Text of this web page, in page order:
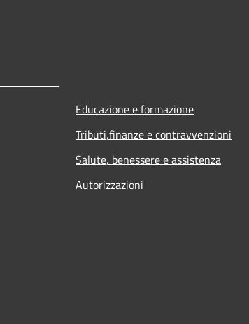
Educazione e formazione
Tributi,finanze e contravvenzioni
Salute, benessere e assistenza
Autorizzazioni